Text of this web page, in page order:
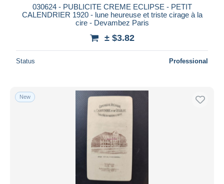
030624 - PUBLICITE CREME ECLIPSE - PETIT
CALENDRIER 1920 - lune heureuse et triste cirage à la
cire - Devambez Paris
± $3.82
Status Professional
New